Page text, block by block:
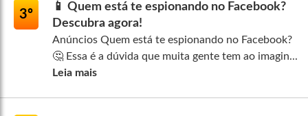
3º
📱 Quem está te espionando no Facebook?
Descubra agora!
Anúncios Quem está te espionando no Facebook?
🤔 Essa é a dúvida que muita gente tem ao imagin...
Leia mais